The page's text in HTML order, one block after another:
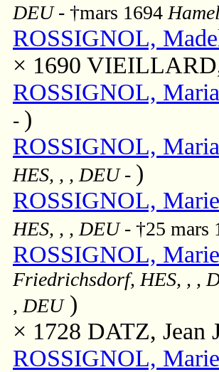
DEU- †mars 1694
ROSSIGNOL,
× 1690
ROSSIGNOL, Maria
- )
ROSSIGNOL,
HES, , , DEU- )
ROSSIGNOL,
HES, , , DEU- †25 mars
ROSSIGNOL,
Friedrichsdorf, HES, , ,
, DEU)
× 1728 DATZ, Jean
ROSSIGNOL,